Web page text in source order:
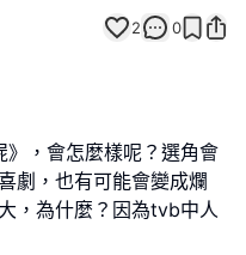
2 0
，會怎麼樣呢？選角會
劇，也有可能會變成爛
，為什麼？因為tvb中人